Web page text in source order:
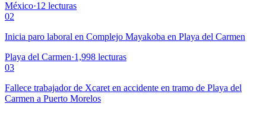
México·12 lecturas
02
Inicia paro laboral en Complejo Mayakoba en Playa del Carmen
Playa del Carmen·1,998 lecturas
03
Fallece trabajador de Xcaret en accidente en tramo de Playa del
Carmen a Puerto Morelos